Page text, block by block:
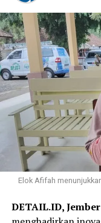
Elok Afifah
DETAIL.ID, Jember